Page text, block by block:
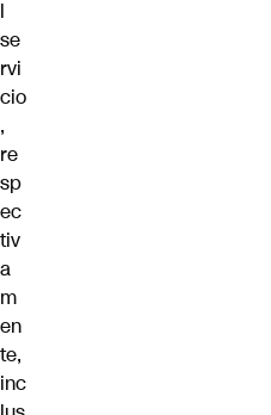
l
se
rvi
cio
,
re
sp
ec
tiv
a
m
en
te,
inc